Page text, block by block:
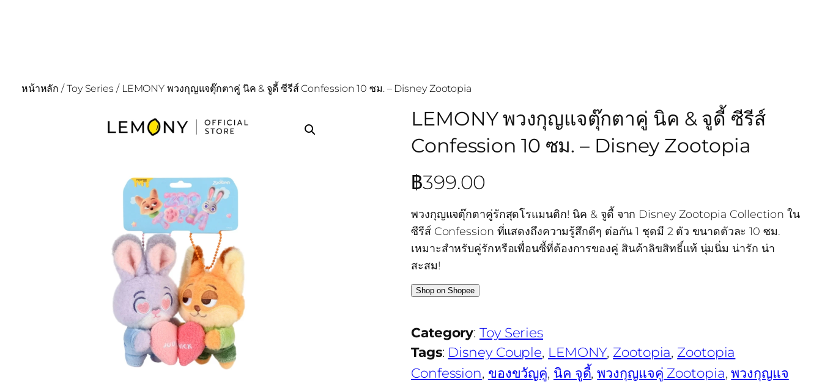
หน้าหลัก /Toy Series / LEMONY พวงกุญแจตุ๊กตาคู่ นิค & จูดี้ ซีรีส์ Confession 10 ซม. – Disney Zootopia
LEMONY พวงกุญแจตุ๊กตาคู่ นิค & จูดี้ ซีรีส์
Confession 10 ซม. – Disney Zootopia
฿399.00
พวงกุญแจตุ๊กตาคู่รักสุดโรแมนติก! นิค & จูดี้ จาก Disney Zootopia Collection ใน
ซีรีส์ Confession ที่แสดงถึงความรู้สึกดีๆ ต่อกัน 1 ชุดมี 2 ตัว ขนาดตัวละ 10 ซม.
เหมาะสำหรับคู่รักหรือเพื่อนซี้ที่ต้องการของคู่ สินค้าลิขสิทธิ์แท้ นุ่มนิ่ม น่ารัก น่า
สะสม!
Shop on Shopee
Category:Toy Series
Tags: Disney Couple, LEMONY, Zootopia, Zootopia
Confession, ของขวัญคู่, นิค จูดี้, พวงกุญแจคู่ Zootopia, พวงกุญแจ